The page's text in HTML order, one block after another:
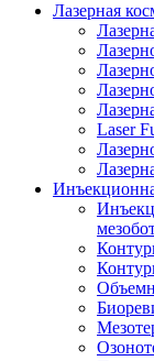
Лазерная
Laser